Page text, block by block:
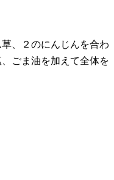
、２のにんじんを合わ
ごま油を加えて全体を